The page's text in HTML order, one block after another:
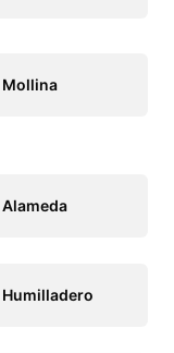
Mollina
Alameda
Humilladero